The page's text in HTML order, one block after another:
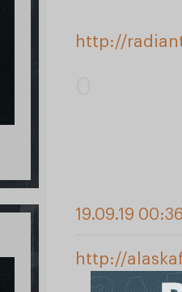
http://
19.09.19
http://